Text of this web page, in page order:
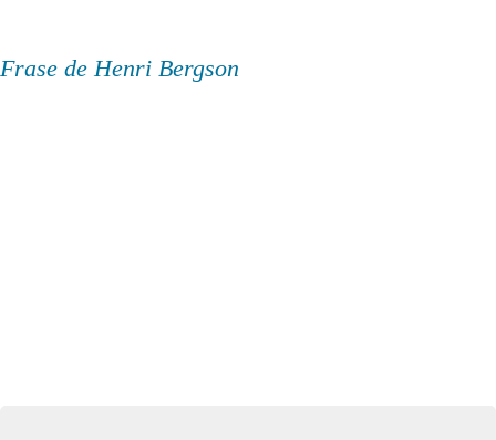
Frase de Henri Bergson